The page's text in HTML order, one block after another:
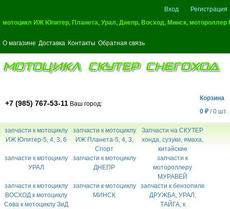
Вход
Регистрация
мотоцикл ИЖ Юпитер, Планета, Урал, Днепр, Восход, Минск,
О магазине Доставка Контакты Обратная связь
МОТОЦИКЛ СКУТЕР СНЕГОХОД
+7 (985) 767-53-11 Ваш город:
Корзина
0 ₽ /0 шт.
запчасти к мотоциклу
ИЖ Юпитер-5, 4, 3, 6
запчасти к мотоциклу
ИЖ Планета-5, 4, 3,
Спорт
Запчасти на СКУТЕР
хонда, сузуки, ямаха,
китайские
запчасти к мотоциклу
УРАЛ
запчасти к мотоциклу
ДНЕПР
запчасти к
мотороллеру
МУРАВЕЙ
запчасти к мотоциклу
ВОСХОД к мотоциклу
Сова к мотоциклу ЗиД
запчасти к мотоциклу
МИНСК
запчасти к бензопиле
ДРУЖБА, УРАЛ,
ТАЙГА, к